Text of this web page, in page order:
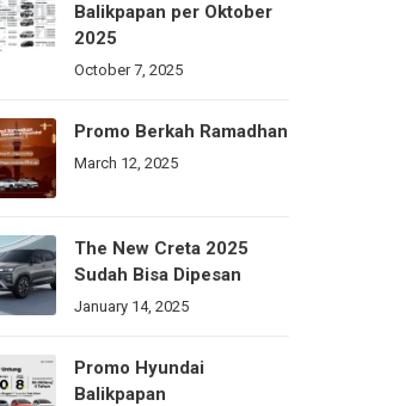
Balikpapan per Oktober
2025
October 7, 2025
Promo Berkah Ramadhan
March 12, 2025
The New Creta 2025
Sudah Bisa Dipesan
January 14, 2025
Promo Hyundai
Balikpapan